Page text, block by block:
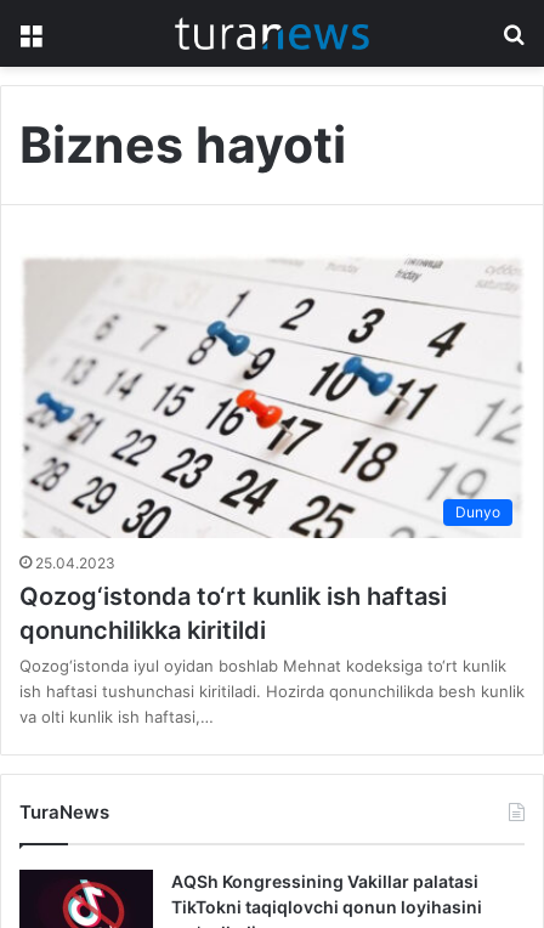
Biznes hayoti
Dunyo
25.04.2023
Qozog‘istonda to‘rt kunlik ish haftasi
qonunchilikka kiritildi
Qozog‘istonda iyul oyidan boshlab Mehnat kodeksiga to‘rt kunlik
ish haftasi tushunchasi kiritiladi. Hozirda qonunchilikda besh kunlik
va olti kunlik ish haftasi,…
TuraNews
AQSh Kongressining Vakillar palatasi
TikTokni taqiqlovchi qonun loyihasini